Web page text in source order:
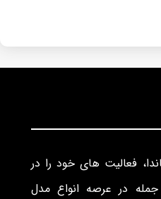
فعالیت های خود را در
در عرصه انواع مدل